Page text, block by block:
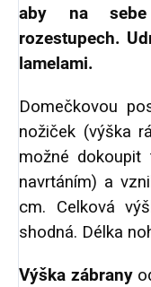
aby na sebe
rozestupech.
lamelami.
Domečkovou
nožiček (výška
možné
navrtáním) a
cm. Celková
shodná. Délka
Výška zábrany